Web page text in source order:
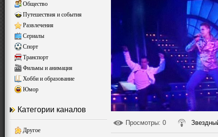
Общество
Путешествия и события
Развлечения
Сериалы
Спорт
Транспорт
Фильмы и анимация
Хобби и образование
Юмор
Категории каналов
Другое
Просмотры: 0